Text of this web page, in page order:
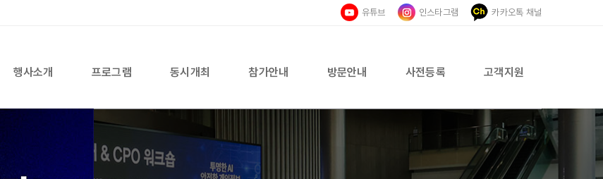
유튜브 인스타그램 카카오톡 채널
행사소개 프로그램 동시개최 참가안내 방문안내 사전등록 고객지원